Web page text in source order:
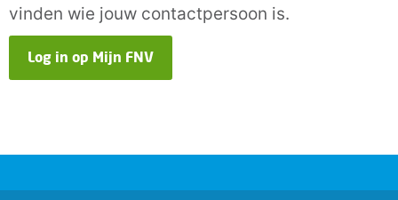
vinden wie jouw contactpersoon is.
Log in op Mijn FNV